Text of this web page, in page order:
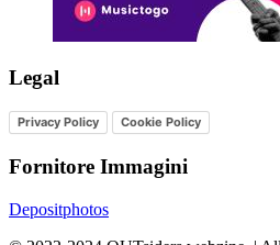
Legal
Privacy Policy Cookie Policy
Fornitore Immagini
Depositphotos